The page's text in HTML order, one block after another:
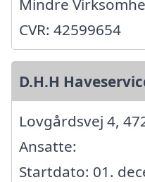
Mindre
CVR: 42599654
D.H.H
Lovgårdsvej 4,
Ansatte:
Startdato: 01.